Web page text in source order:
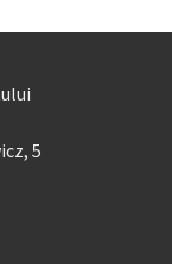
5